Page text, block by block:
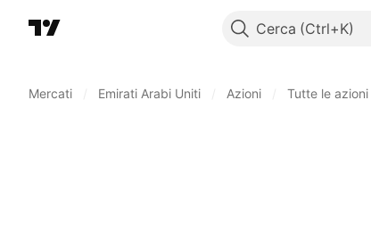
Cerca
Mercati Emirati Arabi Uniti Azioni Tutte le azioni